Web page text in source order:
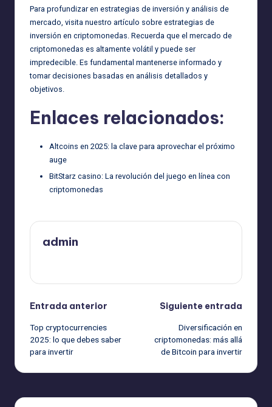
Para profundizar en estrategias de inversión y análisis de
mercado, visita nuestro artículo sobre estrategias de
inversión en criptomonedas . Recuerda que el mercado de
criptomonedas es altamente volátil y puede ser
impredecible. Es fundamental mantenerse informado y
tomar decisiones basadas en análisis detallados y
objetivos.
Enlaces relacionados:
Altcoins en 2025: la clave para aprovechar el próximo
auge
BitStarz casino: La revolución del juego en línea con
criptomonedas
admin
Navegación
de
entradas
Entrada anterior
Top cryptocurrencies
2025: lo que debes saber
para invertir
Siguiente entrada
Diversificación en
criptomonedas: más allá
de Bitcoin para invertir